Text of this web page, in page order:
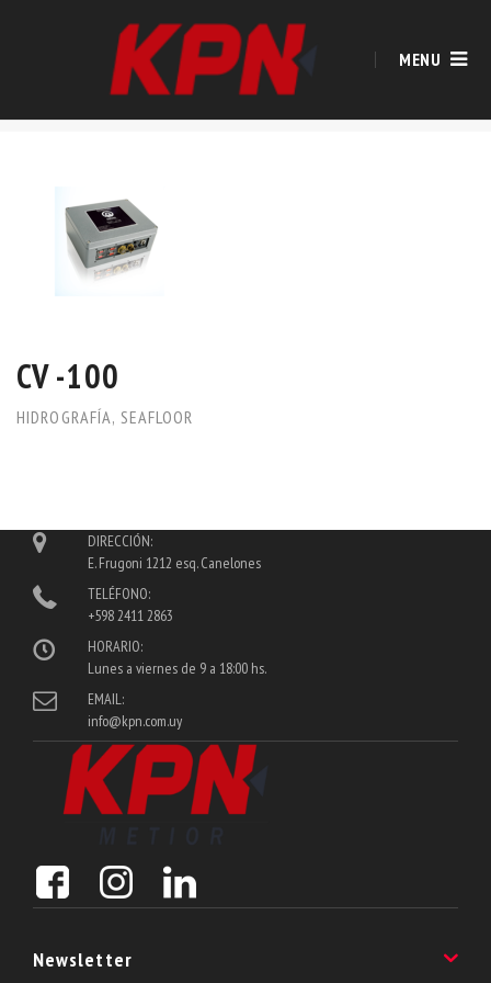
MENU
CV -100
HIDROGRAFÍA, SEAFLOOR
DIRECCIÓN:
E. Frugoni 1212 esq. Canelones
TELÉFONO:
+598 2411 2863
HORARIO:
Lunes a viernes de 9 a 18:00 hs.
EMAIL:
info@kpn.com.uy
Newsletter